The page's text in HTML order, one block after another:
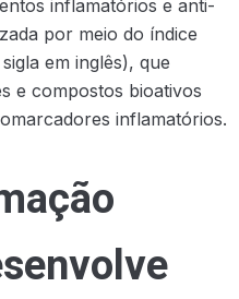
inflamatórios e anti-
por meio do índice
em inglês), que
e compostos bioativos
inflamatórios.